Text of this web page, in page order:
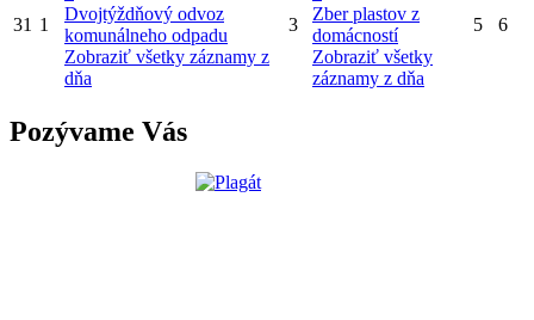
31 1
Dvojtýždňový odvoz
komunálneho odpadu
Zobraziť všetky záznamy z
dňa
3
Zber plastov z
domácností
Zobraziť všetky
záznamy z dňa
5 6
Pozývame Vás